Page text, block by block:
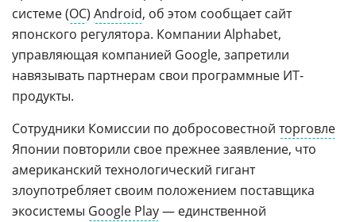
системе (ОС) Android, об этом сообщает сайт
японского регулятора. Компании Alphabet,
управляющая компанией Google, запретили
навязывать партнерам свои программные ИТ-
продукты.
Сотрудники Комиссии по добросовестной торговле
Японии повторили свое прежнее заявление, что
американский технологический гигант
злоупотребляет своим положением поставщика
экосистемы Google Play— единственной